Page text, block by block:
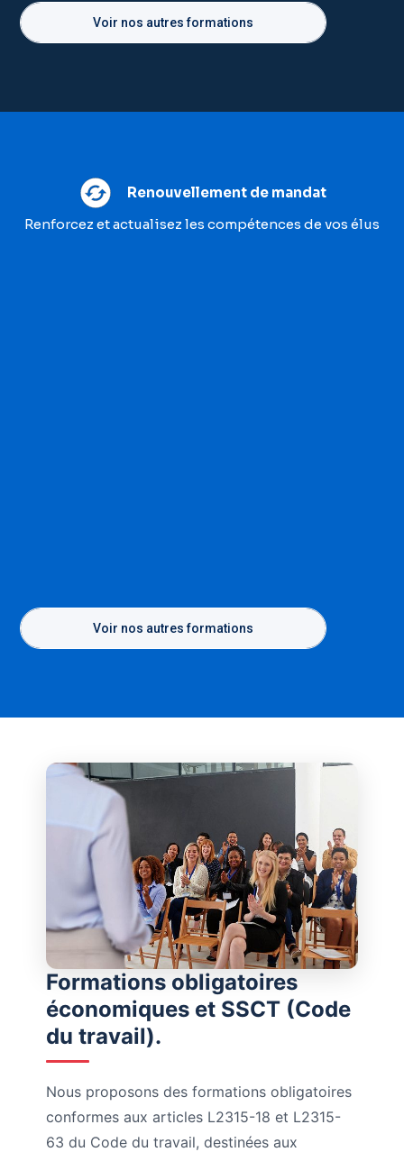
Voir nos autres formations
Renouvellement de mandat
Renforcez et actualisez les compétences de vos élus
Voir nos autres formations
Formations obligatoires
économiques et SSCT (Code
du travail).
Nous proposons des formations obligatoires
conformes aux articles L2315-18 et L2315-
63 du Code du travail, destinées aux